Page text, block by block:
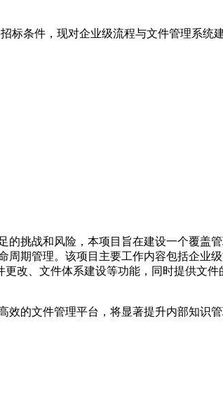
条件，现对企业级流程与文件管理系统
挑战和风险，本项目旨在建设一个覆
期管理。该项目主要工作内容包括企业
改、文件体系建设等功能，同时提供文
的文件管理平台，将显著提升内部知识